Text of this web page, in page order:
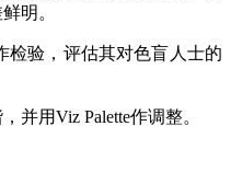
明。
检验，评估其对色盲人士的
并用Viz Palette作调整。